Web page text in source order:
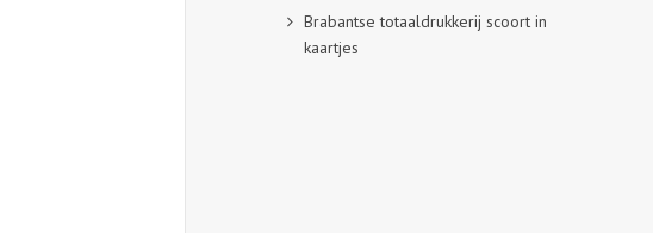
Brabantse totaaldrukkerij scoort in
kaartjes